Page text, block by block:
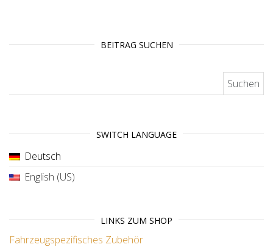
BEITRAG SUCHEN
SWITCH LANGUAGE
Deutsch
English (US)
LINKS ZUM SHOP
Fahrzeugspezifisches Zubehör